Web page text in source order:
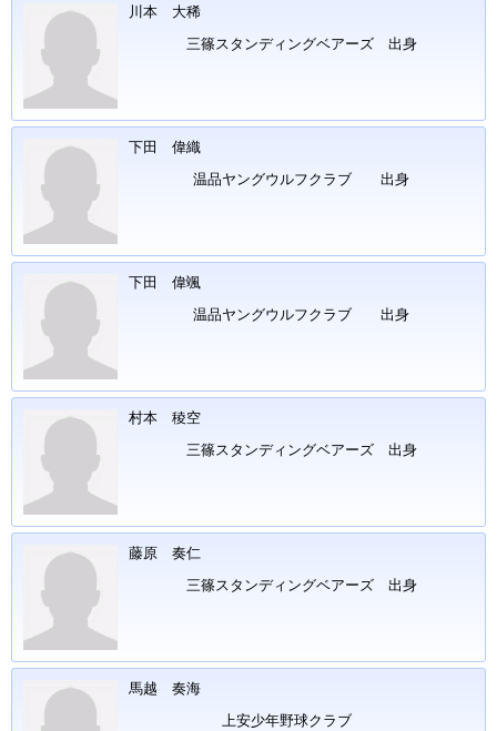
川本 大稀
三篠スタンディングベアーズ 出身
下田 偉織
温品ヤングウルフクラブ 出身
下田 偉颯
温品ヤングウルフクラブ 出身
村本 稜空
三篠スタンディングベアーズ 出身
藤原 奏仁
三篠スタンディングベアーズ 出身
馬越 奏海
上安少年野球クラブ